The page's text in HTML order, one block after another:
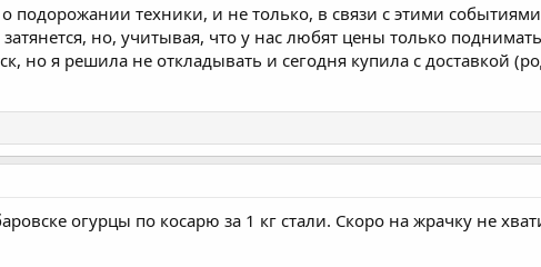
подорожании техники, и не только, в связи с этими
но, учитывая, что у нас любят цены только
но я решила не откладывать и сегодня купила с доставкой
огурцы по косарю за 1 кг стали. Скоро на жрачку не